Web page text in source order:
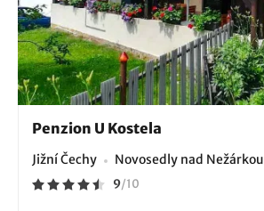
Penzion U Kostela
Jižní Čechy Novosedly nad Nežárkou
9/10